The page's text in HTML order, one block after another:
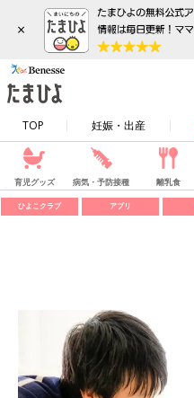
×
TOP 妊娠・出産
育児グッズ 病気・予防接種 離乳食
ひよこクラブ アプリ